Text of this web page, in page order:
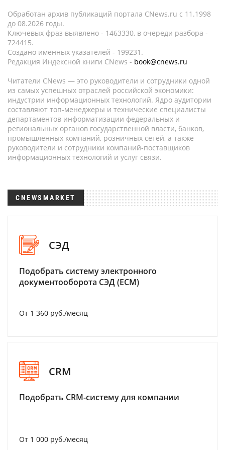
Обработан архив публикаций портала CNews.ru c 11.1998
до 08.2026 годы.
Ключевых фраз выявлено - 1463330, в очереди разбора -
724415.
Создано именных указателей - 199231.
Редакция Индексной книги CNews - book@cnews.ru
Читатели CNews — это руководители и сотрудники одной
из самых успешных отраслей российской экономики:
индустрии информационных технологий. Ядро аудитории
составляют топ-менеджеры и технические специалисты
департаментов информатизации федеральных и
региональных органов государственной власти, банков,
промышленных компаний, розничных сетей, а также
руководители и сотрудники компаний-поставщиков
информационных технологий и услуг связи.
CNEWSMARKET
СЭД
Подобрать систему электронного
документооборота СЭД (ECM)
От 1 360 руб./месяц
CRM
Подобрать CRM-систему для компании
От 1 000 руб./месяц